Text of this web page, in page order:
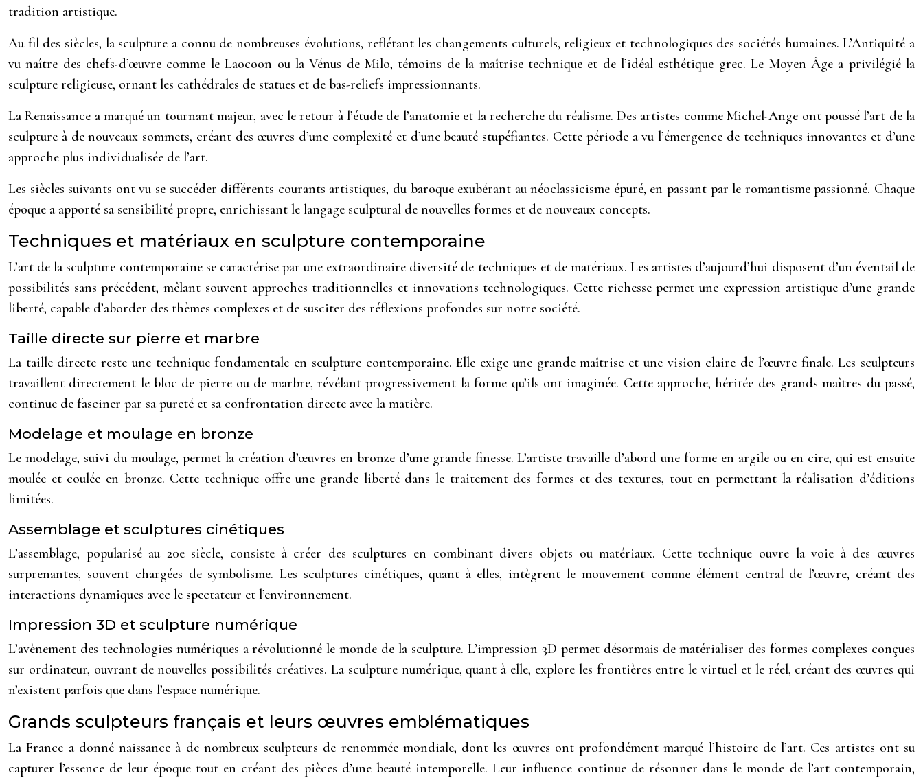
tradition artistique.
Au fil des siècles, la sculpture a connu de nombreuses évolutions, reflétant les changements culturels, religieux et technologiques des sociétés humaines. L’Antiquité a
vu naître des chefs-d’œuvre comme le Laocoon ou la Vénus de Milo, témoins de la maîtrise technique et de l’idéal esthétique grec. Le Moyen Âge a privilégié la
sculpture religieuse, ornant les cathédrales de statues et de bas-reliefs impressionnants.
La Renaissance a marqué un tournant majeur, avec le retour à l’étude de l’anatomie et la recherche du réalisme. Des artistes comme Michel-Ange ont poussé l’art de la
sculpture à de nouveaux sommets, créant des œuvres d’une complexité et d’une beauté stupéfiantes. Cette période a vu l’émergence de techniques innovantes et d’une
approche plus individualisée de l’art.
Les siècles suivants ont vu se succéder différents courants artistiques, du baroque exubérant au néoclassicisme épuré, en passant par le romantisme passionné. Chaque
époque a apporté sa sensibilité propre, enrichissant le langage sculptural de nouvelles formes et de nouveaux concepts.
Techniques et matériaux en sculpture contemporaine
L’art de la sculpture contemporaine se caractérise par une extraordinaire diversité de techniques et de matériaux. Les artistes d’aujourd’hui disposent d’un éventail de
possibilités sans précédent, mêlant souvent approches traditionnelles et innovations technologiques. Cette richesse permet une expression artistique d’une grande
liberté, capable d’aborder des thèmes complexes et de susciter des réflexions profondes sur notre société.
Taille directe sur pierre et marbre
La taille directe reste une technique fondamentale en sculpture contemporaine. Elle exige une grande maîtrise et une vision claire de l’œuvre finale. Les sculpteurs
travaillent directement le bloc de pierre ou de marbre, révélant progressivement la forme qu’ils ont imaginée. Cette approche, héritée des grands maîtres du passé,
continue de fasciner par sa pureté et sa confrontation directe avec la matière.
Modelage et moulage en bronze
Le modelage, suivi du moulage, permet la création d’œuvres en bronze d’une grande finesse. L’artiste travaille d’abord une forme en argile ou en cire, qui est ensuite
moulée et coulée en bronze. Cette technique offre une grande liberté dans le traitement des formes et des textures, tout en permettant la réalisation d’éditions
limitées.
Assemblage et sculptures cinétiques
L’assemblage, popularisé au 20e siècle, consiste à créer des sculptures en combinant divers objets ou matériaux. Cette technique ouvre la voie à des œuvres
surprenantes, souvent chargées de symbolisme. Les sculptures cinétiques, quant à elles, intègrent le mouvement comme élément central de l’œuvre, créant des
interactions dynamiques avec le spectateur et l’environnement.
Impression 3D et sculpture numérique
L’avènement des technologies numériques a révolutionné le monde de la sculpture. L’impression 3D permet désormais de matérialiser des formes complexes conçues
sur ordinateur, ouvrant de nouvelles possibilités créatives. La sculpture numérique, quant à elle, explore les frontières entre le virtuel et le réel, créant des œuvres qui
n’existent parfois que dans l’espace numérique.
Grands sculpteurs français et leurs œuvres emblématiques
La France a donné naissance à de nombreux sculpteurs de renommée mondiale, dont les œuvres ont profondément marqué l’histoire de l’art. Ces artistes ont su
capturer l’essence de leur époque tout en créant des pièces d’une beauté intemporelle. Leur influence continue de résonner dans le monde de l’art contemporain,